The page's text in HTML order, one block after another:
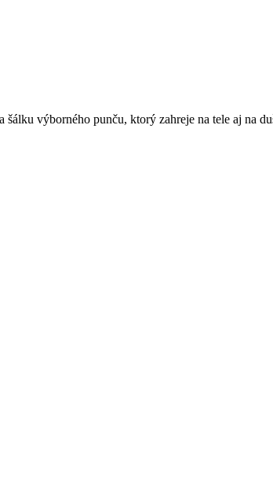
výborného punču, ktorý zahreje na tele aj na